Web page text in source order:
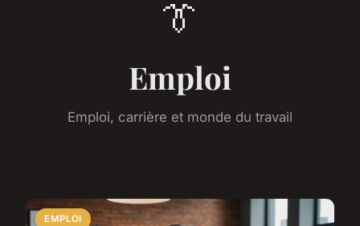
👔
Emploi
Emploi, carrière et monde du travail
EMPLOI